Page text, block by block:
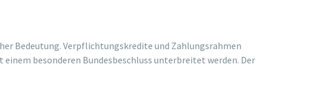
Bedeutung. Verpflichtungskredite und Zahlungsrahmen
besonderen Bundesbeschluss unterbreitet werden. Der